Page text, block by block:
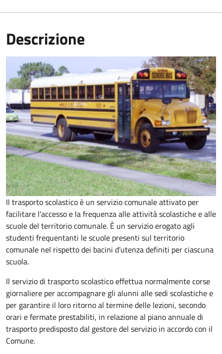
Descrizione
Il trasporto scolastico è un servizio comunale attivato per
facilitare l'accesso e la frequenza alle attività scolastiche e alle
scuole del territorio comunale. È un servizio erogato agli
studenti frequentanti le scuole presenti sul territorio
comunale nel rispetto dei bacini d’utenza definiti per ciascuna
scuola.
Il servizio di trasporto scolastico effettua normalmente corse
giornaliere per accompagnare gli alunni alle sedi scolastiche e
per garantire il loro ritorno al termine delle lezioni, secondo
orari e fermate prestabiliti, in relazione al piano annuale di
trasporto predisposto dal gestore del servizio in accordo con il
Comune.